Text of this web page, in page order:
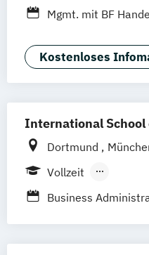
Stuttgart
Mgmt. mit BF
Social Media
Kostenloses
International School
Dortmund
Stuttgart
Vollzeit
Berufsbegleitendes
Business